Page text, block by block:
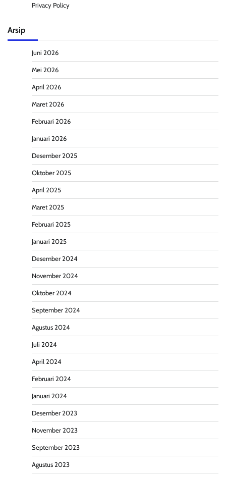
Privacy Policy
Arsip
Juni 2026
Mei 2026
April 2026
Maret 2026
Februari 2026
Januari 2026
Desember 2025
Oktober 2025
April 2025
Maret 2025
Februari 2025
Januari 2025
Desember 2024
November 2024
Oktober 2024
September 2024
Agustus 2024
Juli 2024
April 2024
Februari 2024
Januari 2024
Desember 2023
November 2023
September 2023
Agustus 2023